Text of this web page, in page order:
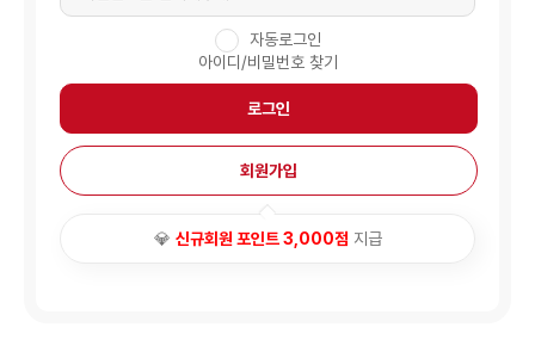
자동로그인
아이디/비밀번호 찾기
로그인
회원가입
💎 신규회원 포인트 3,000점 지급